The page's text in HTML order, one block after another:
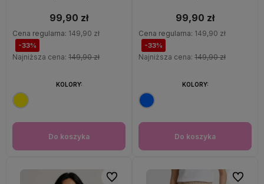
99,90 zł
Cena regularna: 149,90 zł
-33%
Najniższa cena: 149,90 zł
Do koszyka
KOLORY:
99,90 zł
Cena regularna: 149,90 zł
-33%
Najniższa cena: 149,90 zł
Do koszyka
KOLORY:
Do ulubionych Do